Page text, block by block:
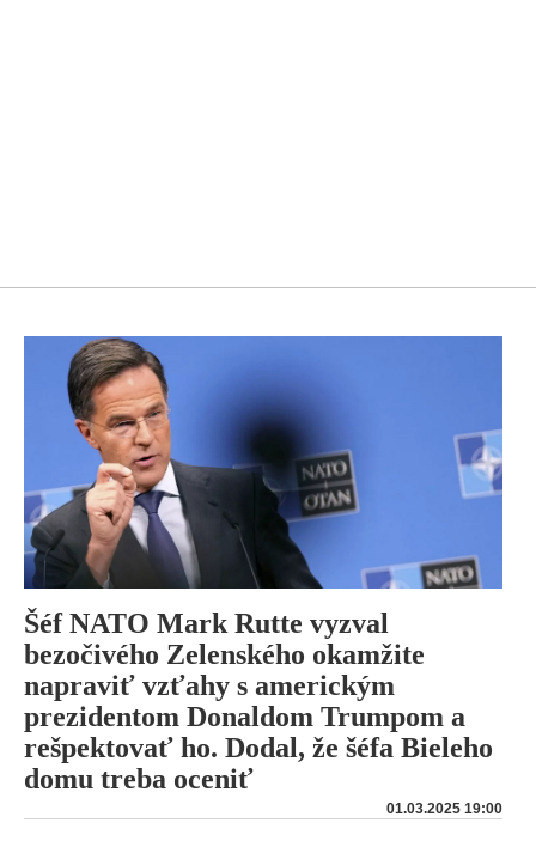
Šéf NATO Mark Rutte vyzval
bezočivého Zelenského okamžite
napraviť vzťahy s americkým
prezidentom Donaldom Trumpom a
rešpektovať ho. Dodal, že šéfa Bieleho
domu treba oceniť
01.03.2025 19:00